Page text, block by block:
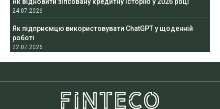
24.07.2026
Як підприємцю використовувати ChatGPT у щоденній
роботі
22.07.2026